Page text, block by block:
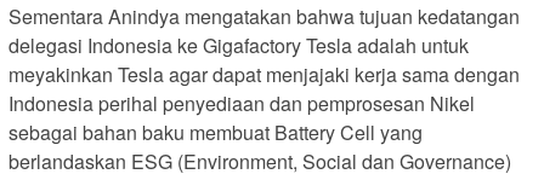
Sementara Anindya mengatakan bahwa tujuan kedatangan
delegasi Indonesia ke Gigafactory Tesla adalah untuk
meyakinkan Tesla agar dapat menjajaki kerja sama dengan
Indonesia perihal penyediaan dan pemprosesan Nikel
sebagai bahan baku membuat Battery Cell yang
berlandaskan ESG (Environment, Social dan Governance)